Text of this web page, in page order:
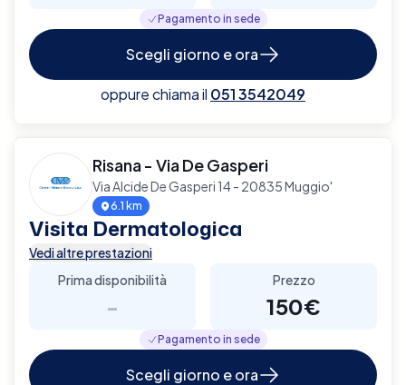
Pagamento in sede
Scegli giorno e ora
oppure chiama il 051 3542049
Risana - Via De Gasperi
Via Alcide De Gasperi 14 - 20835 Muggio'
6.1 km
Visita Dermatologica
Vedi altre prestazioni
Prima disponibilità
-
Prezzo
150€
Pagamento in sede
Scegli giorno e ora